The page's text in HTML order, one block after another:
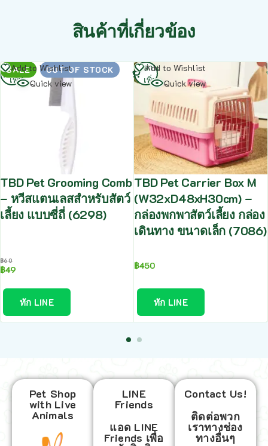
สินค้าที่เกี่ยวข้อง
SALE OUT OF STOCK
Add to Wishlist
Quick view
TBD Pet Grooming Comb
– หวีสแตนเลสสำหรับสัตว์
เลี้ยง แบบซี่ถี่ (6298)
฿60
฿49
ทัก LINE
อ่าน
เพิ่ม
Add to Wishlist
Quick view
TBD Pet Carrier Box M
(W32xD48xH30cm) –
กล่องพกพาสัตว์เลี้ยง กล่อง
เดินทาง ขนาดเล็ก (7086)
฿450
ทัก LINE
อ่าน
เพิ่ม
Pet Shop
with Live
Animals
LINE
Friends
แอด LINE
Friends เพื่อ
Contact Us!
ติดต่อพวก
เราทางช่อง
ทางอื่นๆ